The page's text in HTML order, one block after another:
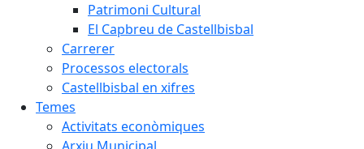
Patrimoni Cultural
El Capbreu de Castellbisbal
Carrerer
Processos electorals
Castellbisbal en xifres
Temes
Activitats econòmiques